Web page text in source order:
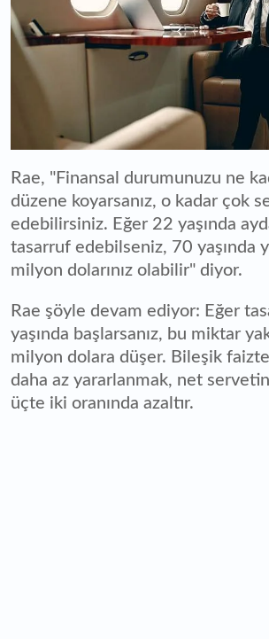
Rae, "Finansal durumunuzu ne
düzene koyarsanız, o kadar çok
edebilirsiniz. Eğer 22 yaşında
tasarruf edebilseniz, 70 yaşında
milyon dolarınız olabilir" diyor.
Rae şöyle devam ediyor: Eğer
yaşında başlarsanız, bu miktar
milyon dolara düşer. Bileşik
daha az yararlanmak, net
üçte iki oranında azaltır.